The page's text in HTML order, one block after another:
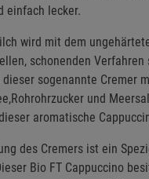
einfach lecker.
wird mit dem
schonenden Verfahren
dieser sogenannte Cremer
und
aromatische
des Cremers ist ein
Bio FT Cappuccino